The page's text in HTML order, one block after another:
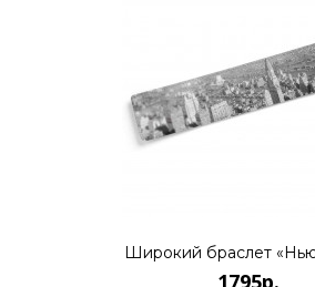
Широкий браслет
1795р.